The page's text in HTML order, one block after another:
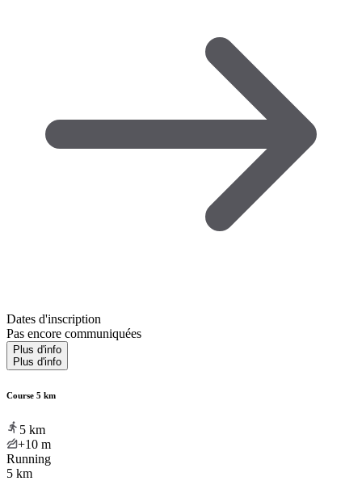
Dates d'inscription
Pas encore communiquées
Plus d'info
Plus d'info
Course 5 km
5 km
+10 m
Running
5 km